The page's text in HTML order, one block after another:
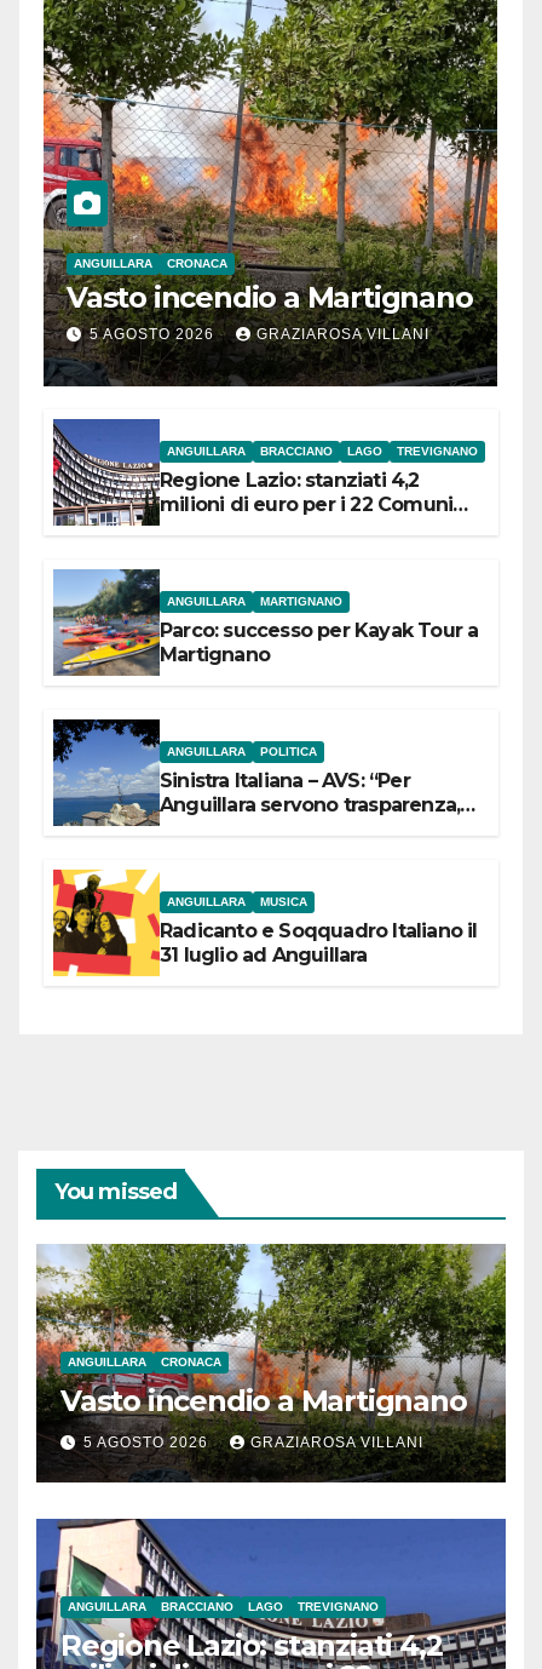
ANGUILLARA CRONACA
Vasto incendio a Martignano
5 AGOSTO 2026 GRAZIAROSA VILLANI
ANGUILLARA BRACCIANO LAGO TREVIGNANO
Regione Lazio: stanziati 4,2
milioni di euro per i 22 Comuni
ANGUILLARA MARTIGNANO
Parco: successo per Kayak Tour a
Martignano
ANGUILLARA POLITICA
Sinistra Italiana – AVS: “Per
Anguillara servono trasparenza,
ANGUILLARA MUSICA
Radicanto e Soqquadro Italiano il
31 luglio ad Anguillara
You missed
ANGUILLARA CRONACA
Vasto incendio a Martignano
5 AGOSTO 2026 GRAZIAROSA VILLANI
ANGUILLARA BRACCIANO LAGO TREVIGNANO
Regione Lazio: stanziati 4,2